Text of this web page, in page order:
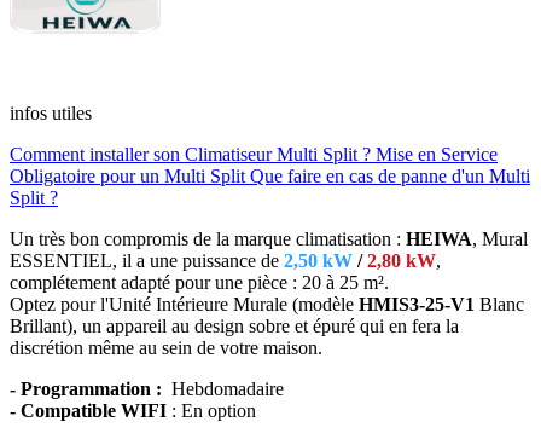
infos utiles
Comment installer son Climatiseur Multi Split ? Mise en Service
Obligatoire pour un Multi Split Que faire en cas de panne d'un Multi
Split ?
Un très bon compromis de la marque climatisation : HEIWA, Mural
ESSENTIEL, il a une puissance de 2,50 kW /2,80 kW,
complétement adapté pour une pièce : 20 à 25 m².
Optez pour l'Unité Intérieure Murale (modèle HMIS3-25-V1 Blanc
Brillant), un appareil au design sobre et épuré qui en fera la
discrétion même au sein de votre maison.
- Programmation : Hebdomadaire
- Compatible WIFI : En option